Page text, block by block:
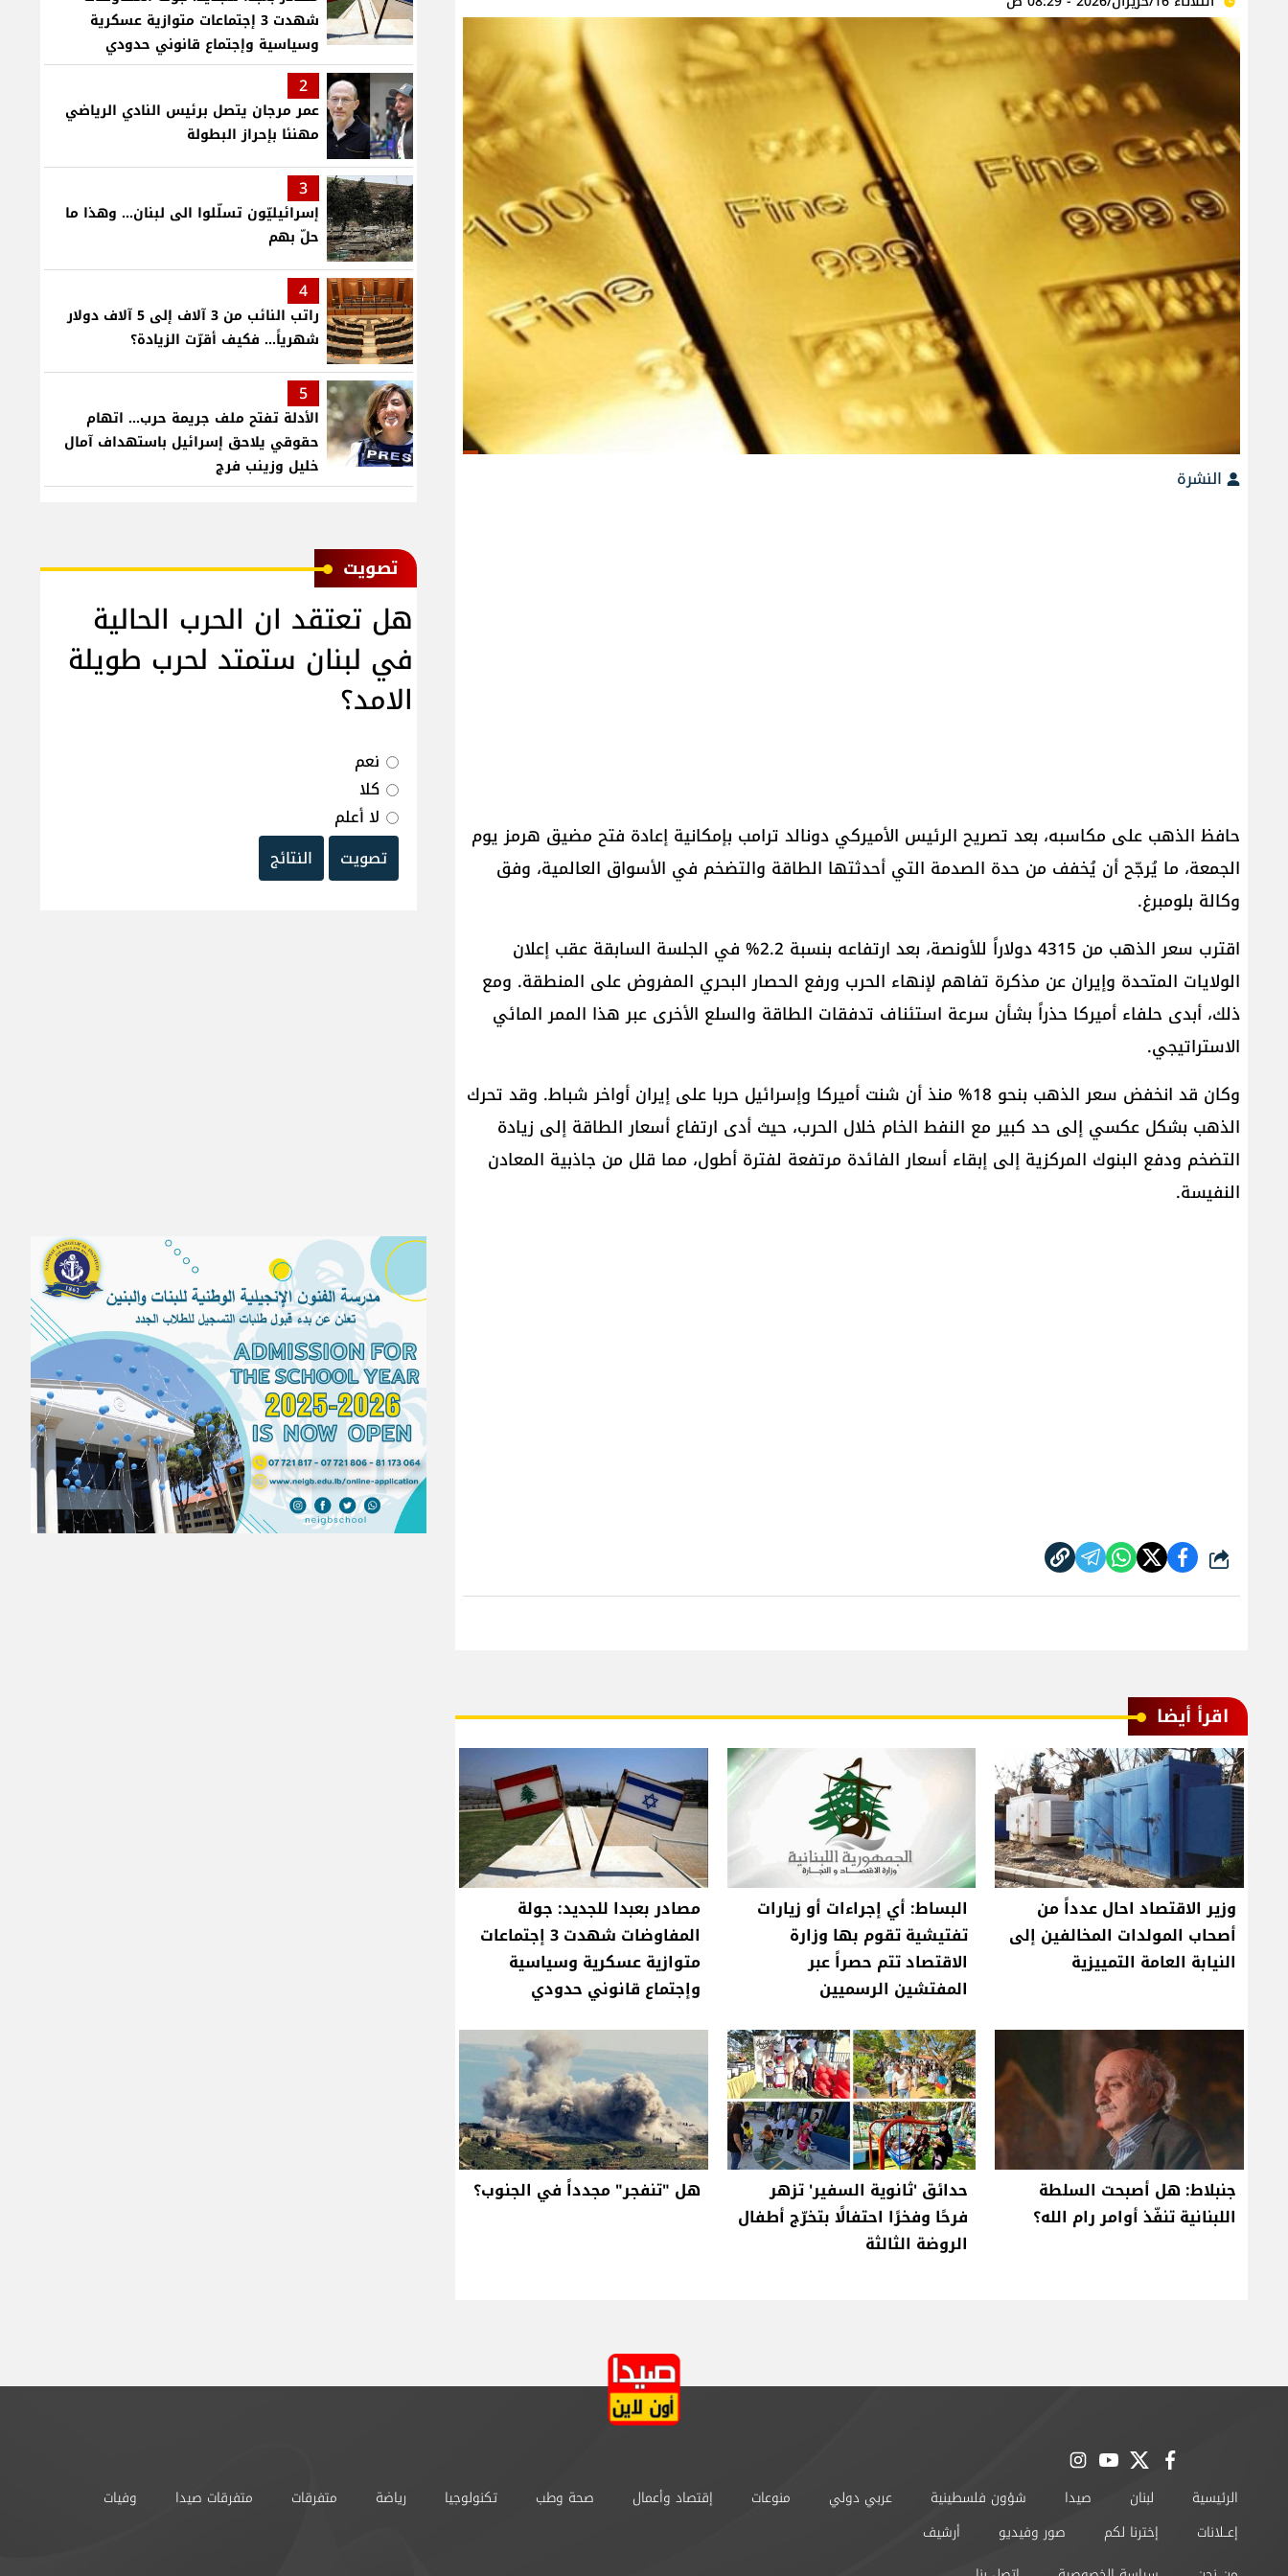
النشرة
حافظ الذهب على مكاسبه، بعد تصريح الرئيس الأميركي ​دونالد ترامب​ بإمكانية إعادة فتح مضيق هرمز يوم
الجمعة، ما يُرجّح أن يُخفف من حدة الصدمة التي أحدثتها الطاقة والتضخم في الأسواق العالمية، وفق
وكالة ​بلومبرغ​.
اقترب سعر الذهب من 4315 دولاراً للأونصة، بعد ارتفاعه بنسبة 2.2% في الجلسة السابقة عقب إعلان
الولايات المتحدة و​إيران​ عن مذكرة تفاهم لإنهاء الحرب ورفع الحصار البحري المفروض على المنطقة. ومع
ذلك، أبدى حلفاء أميركا حذراً بشأن سرعة استئناف تدفقات الطاقة والسلع الأخرى عبر هذا الممر المائي
الاستراتيجي.
وكان قد انخفض سعر الذهب بنحو 18% منذ أن شنت أميركا وإسرائيل حربا على إيران أواخر شباط. وقد تحرك
الذهب بشكل عكسي إلى حد كبير مع النفط الخام خلال الحرب، حيث أدى ارتفاع أسعار الطاقة إلى زيادة
التضخم ودفع البنوك المركزية إلى إبقاء أسعار الفائدة مرتفعة لفترة أطول، مما قلل من جاذبية المعادن
النفيسة.
شارك
اقرأ أيضا
وزير الاقتصاد احال عدداً من
أصحاب المولدات المخالفين إلى
النيابة العامة التمييزية
البساط: أي إجراءات أو زيارات
تفتيشية تقوم بها وزارة
الاقتصاد تتم حصراً عبر
المفتشين الرسميين
مصادر بعبدا للجديد: جولة
المفاوضات شهدت 3 إجتماعات
متوازية عسكرية وسياسية
وإجتماع قانوني حدودي
جنبلاط: هل أصبحت السلطة
اللبنانية تنفّذ أوامر رام الله؟
حدائق 'ثانوية السفير' تزهر
فرحًا وفخرًا احتفالًا بتخرّج أطفال
الروضة الثالثة
هل "تنفجر" مجدداً في الجنوب؟
شهدت 3 إجتماعات متوازية عسكرية
وسياسية وإجتماع قانوني حدودي
2
عمر مرجان يتصل برئيس النادي الرياضي
مهنئا بإحراز البطولة
3
إسرائيليّون تسلّلوا الى لبنان... وهذا ما
حلّ بهم
4
راتب النائب من 3 آلاف إلى 5 آلاف دولار
شهرياً... فكيف أقرّت الزيادة؟
5
الأدلة تفتح ملف جريمة حرب... اتهام
حقوقي يلاحق إسرائيل باستهداف آمال
خليل وزينب فرج
ﺗﺼﻮﻳﺖ
هل تعتقد ان الحرب الحالية
في لبنان ستمتد لحرب طويلة
الامد؟
نعم
كلا
لا أعلم
تصويت
النتائج
facebook
twitter
youtube
instagram
الرئيسية لبنان صيدا شؤون فلسطينية عربي دولي منوعات إقتصاد وأعمال صحة وطب تكنولوجيا رياضة متفرقات متفرقات صيدا
وفيات
إعــلانات
إخترنا لكم صور وفيديو
أرشيف